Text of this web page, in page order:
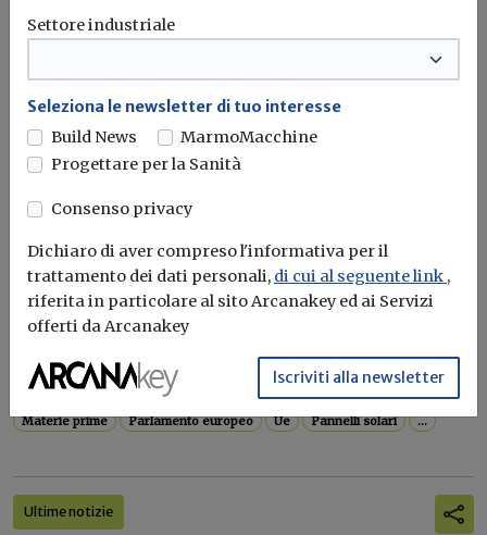
Della misura potranno beneficiare le imprese che
Transizione ecologica Commissione europea
Pannelli solari
Batterie
Ultime notizie
Materie prime critiche per auto
elettriche, pannelli solari e smartphone:
l'Ue vara le misure
Il Parlamento europeo ha approvato, con 549 voti
favorevoli, 43 voti contrari...
Materie prime Parlamento europeo Ue Pannelli solari ...
Ultime notizie
Settore industriale
Seleziona le newsletter di tuo interesse
Build News
MarmoMacchine
Progettare per la Sanità
Consenso privacy
Dichiaro di aver compreso l'informativa per il
trattamento dei dati personali, di cui al seguente link ,
riferita in particolare al sito Arcanakey ed ai Servizi
offerti da Arcanakey
Iscriviti alla newsletter